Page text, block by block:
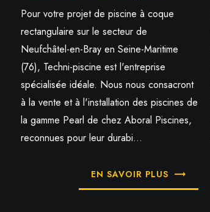
Pour votre projet de piscine à coque
rectangulaire sur le secteur de
Neufchâtel-en-Bray en Seine-Maritime
(76), Techni-piscine est l'entreprise
spécialisée idéale. Nous nous consacront
à la vente et à l'installation des piscines de
la gamme Pearl de chez Aboral Piscines,
reconnues pour leur durabi...
EN SAVOIR PLUS